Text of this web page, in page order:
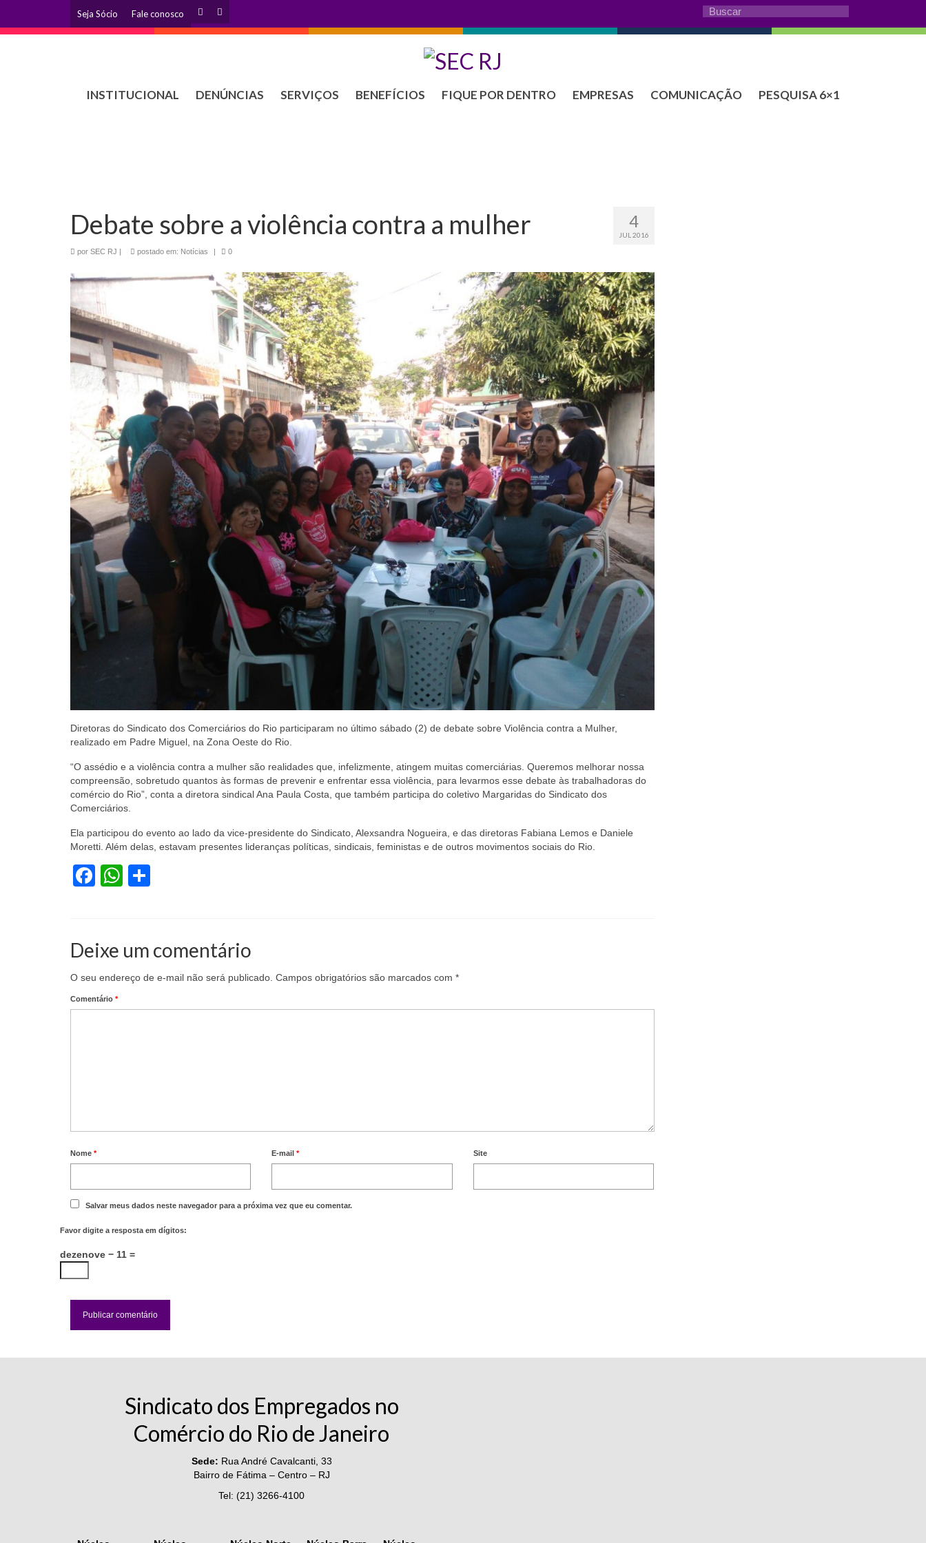
Seja Sócio Fale conosco
INSTITUCIONAL DENÚNCIAS SERVIÇOS BENEFÍCIOS FIQUE POR DENTRO EMPRESAS COMUNICAÇÃO PESQUISA 6×1
4
JUL 2016
Debate sobre a violência contra a mulher
por SEC RJ | postado em: Notícias | 0
Diretoras do Sindicato dos Comerciários do Rio participaram no último sábado (2) de debate sobre Violência contra a Mulher,
realizado em Padre Miguel, na Zona Oeste do Rio.
“O assédio e a violência contra a mulher são realidades que, infelizmente, atingem muitas comerciárias. Queremos melhorar nossa
compreensão, sobretudo quantos às formas de prevenir e enfrentar essa violência, para levarmos esse debate às trabalhadoras do
comércio do Rio”, conta a diretora sindical Ana Paula Costa, que também participa do coletivo Margaridas do Sindicato dos
Comerciários.
Ela participou do evento ao lado da vice-presidente do Sindicato, Alexsandra Nogueira, e das diretoras Fabiana Lemos e Daniele
Moretti. Além delas, estavam presentes lideranças políticas, sindicais, feministas e de outros movimentos sociais do Rio.
Facebook
WhatsApp
Deixe um comentário
O seu endereço de e-mail não será publicado. Campos obrigatórios são marcados com *
Comentário *
Nome * E-mail* Site
Salvar meus dados neste navegador para a próxima vez que eu comentar.
Favor digite a resposta em dígitos:
dezenove − 11 =
Sindicato dos Empregados no
Comércio do Rio de Janeiro
Sede: Rua André Cavalcanti, 33
Bairro de Fátima – Centro – RJ
Tel: (21) 3266-4100